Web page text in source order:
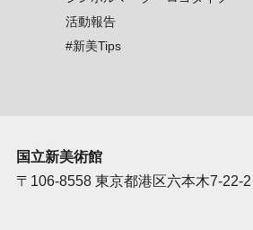
活動報告
#新美Tips
国立新美術館
〒106-8558 東京都港区六本木7-22-2